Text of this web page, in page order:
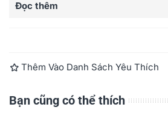
(Expansion Unit: RX1217/RX1217RP
PCIe Expansion:2 x Gen3 x8
Maximum IP cam (License
Free License)
Đọc thêm
Thêm Vào Danh Sách Yêu Thích
Bạn cũng có thể thích